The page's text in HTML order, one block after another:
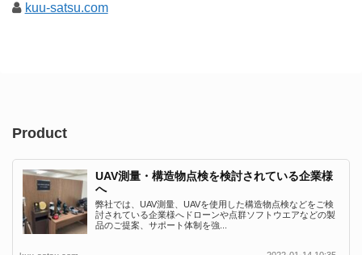
kuu-satsu.com
Product
UAV測量・構造物点検を検討されている企業様
へ
弊社では、UAV測量、UAVを使用した構造物点検などをご検
討されている企業様へドローンや点群ソフトウエアなどの製
品のご提案、サポート体制を強...